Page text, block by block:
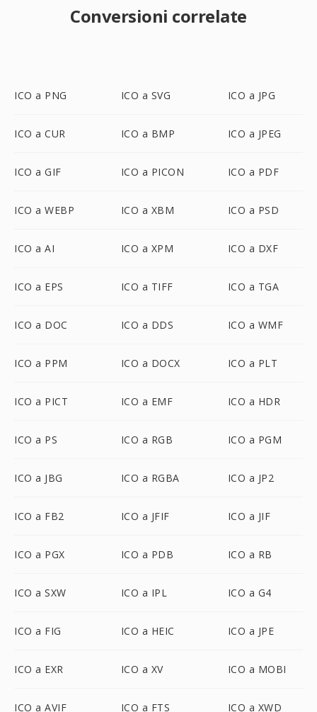
Conversioni correlate
ICO a PNG ICO a SVG ICO a JPG
ICO a CUR ICO a BMP ICO a JPEG
ICO a GIF ICO a PICON ICO a PDF
ICO a WEBP ICO a XBM ICO a PSD
ICO a AI ICO a XPM ICO a DXF
ICO a EPS ICO a TIFF ICO a TGA
ICO a DOC ICO a DDS ICO a WMF
ICO a PPM ICO a DOCX ICO a PLT
ICO a PICT ICO a EMF ICO a HDR
ICO a PS ICO a RGB ICO a PGM
ICO a JBG ICO a RGBA ICO a JP2
ICO a FB2 ICO a JFIF ICO a JIF
ICO a PGX ICO a PDB ICO a RB
ICO a SXW ICO a IPL ICO a G4
ICO a FIG ICO a HEIC ICO a JPE
ICO a EXR ICO a XV ICO a MOBI
ICO a AVIF ICO a FTS ICO a XWD